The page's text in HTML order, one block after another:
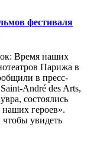
фестиваля
Время наших
Парижа в
в пресс-
André des Arts,
состоялись
героев».
увидеть